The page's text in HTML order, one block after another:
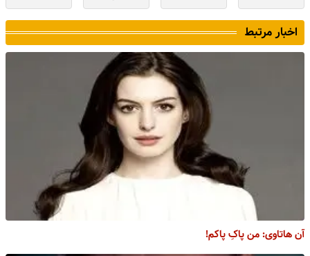
اخبار مرتبط
آن هاتاوی: من پاکِ پاکم!